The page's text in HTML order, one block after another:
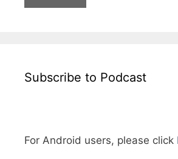
Subscribe to Podcast
For Android users, please click